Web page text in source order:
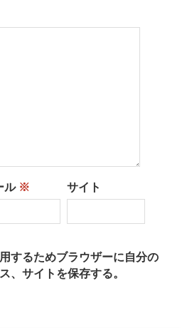
ル ※ サイト
するためブラウザーに自分の
、サイトを保存する。